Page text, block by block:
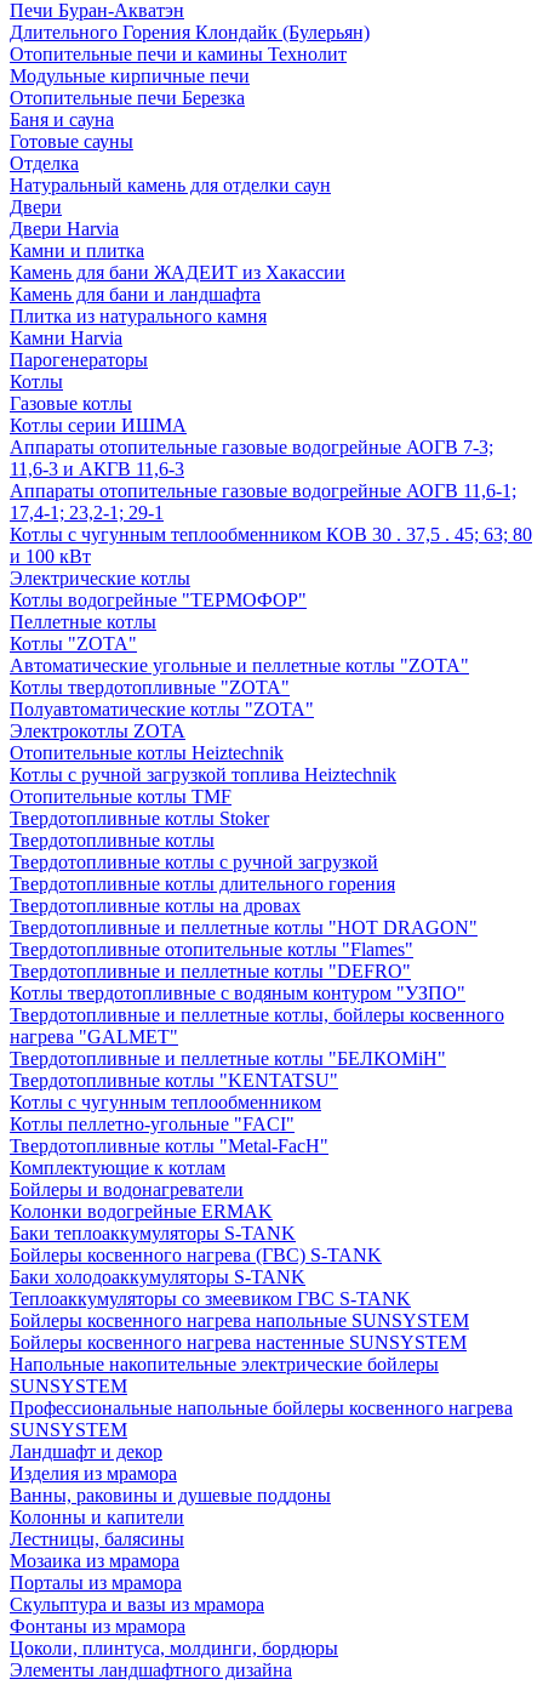
Печи Буран-Акватэн
Длительного Горения Клондайк (Булерьян)
Отопительные печи и камины Технолит
Модульные кирпичные печи
Отопительные печи Березка
Баня и сауна
Готовые сауны
Отделка
Натуральный камень для отделки саун
Двери
Двери Harvia
Камни и плитка
Камень для бани ЖАДЕИТ из Хакассии
Камень для бани и ландшафта
Плитка из натурального камня
Камни Harvia
Парогенераторы
Котлы
Газовые котлы
Котлы серии ИШМА
Аппараты отопительные газовые водогрейные АОГВ 7-3;
11,6-3 и АКГВ 11,6-3
Аппараты отопительные газовые водогрейные АОГВ 11,6-1;
17,4-1; 23,2-1; 29-1
Котлы с чугунным теплообменником КОВ 30 . 37,5 . 45; 63; 80
и 100 кВт
Электрические котлы
Котлы водогрейные "ТЕРМОФОР"
Пеллетные котлы
Котлы "ZOTA"
Автоматические угольные и пеллетные котлы "ZOTA"
Котлы твердотопливные "ZOTA"
Полуавтоматические котлы "ZOTA"
Электрокотлы ZOTA
Отопительные котлы Heiztechnik
Котлы с ручной загрузкой топлива Heiztechnik
Отопительные котлы TMF
Твердотопливные котлы Stoker
Твердотопливные котлы
Твердотопливные котлы с ручной загрузкой
Твердотопливные котлы длительного горения
Твердотопливные котлы на дровах
Твердотопливные и пеллетные котлы "HOT DRAGON"
Твердотопливные отопительные котлы "Flames"
Твердотопливные и пеллетные котлы "DEFRO"
Котлы твердотопливные с водяным контуром "УЗПО"
Твердотопливные и пеллетные котлы, бойлеры косвенного
нагрева "GALMET"
Твердотопливные и пеллетные котлы "БЕЛКОМiН"
Твердотопливные котлы "KENTATSU"
Котлы с чугунным теплообменником
Котлы пеллетно-угольные "FACI"
Твердотопливные котлы "Metal-FacH"
Комплектующие к котлам
Бойлеры и водонагреватели
Колонки водогрейные ERMAK
Баки теплоаккумуляторы S-TANK
Бойлеры косвенного нагрева (ГВС) S-TANK
Баки холодоаккумуляторы S-TANK
Теплоаккумуляторы со змеевиком ГВС S-TANK
Бойлеры косвенного нагрева напольные SUNSYSTEM
Бойлеры косвенного нагрева настенные SUNSYSTEM
Напольные накопительные электрические бойлеры
SUNSYSTEM
Профессиональные напольные бойлеры косвенного нагрева
SUNSYSTEM
Ландшафт и декор
Изделия из мрамора
Ванны, раковины и душевые поддоны
Колонны и капители
Лестницы, балясины
Мозаика из мрамора
Порталы из мрамора
Скульптура и вазы из мрамора
Фонтаны из мрамора
Цоколи, плинтуса, молдинги, бордюры
Элементы ландшафтного дизайна